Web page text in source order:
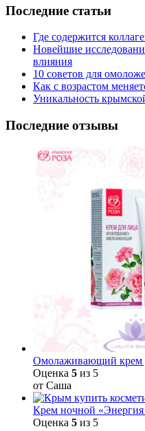
Последние статьи
Где содержится
Новейшие
влияния
10 советов для
Как с возрастом
Уникальность
Последние отзывы
Омолаживающий крем
Оценка 5 из 5
от Саша
Крем ночной «Энергия
Оценка 5 из 5